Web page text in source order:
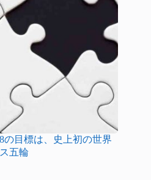
の目標は、史上初の世界
五輪